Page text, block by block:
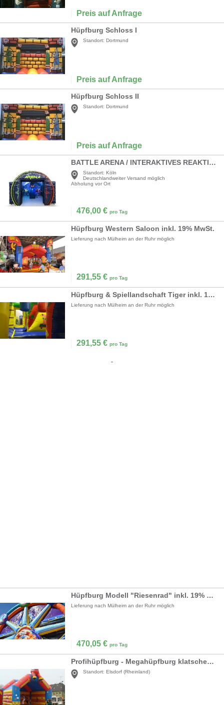
Preis auf Anfrage
Hüpfburg Schloss I
Standort: Dortmund
Preis auf Anfrage
Hüpfburg Schloss II
Standort: Dortmund
Preis auf Anfrage
BATTLE ARENA / INTERAKTIVES REAKTIONSSPIEL / IPS-SYSTEM
Standort: Köln
Deutschlandweiter Versand möglich
Abholung vor Ort
476,00 € pro Tag
Hüpfburg Western Saloon inkl. 19% MwSt.
Lieferung nach Mülheim an der Ruhr möglich
291,55 € pro Tag
Hüpfburg & Spiellandschaft Tiger inkl. 19% MwSt.
Lieferung nach Mülheim an der Ruhr möglich
291,55 € pro Tag
Hüpfburg Modell "Riesenrad" inkl. 19% MwSt.
Lieferung nach Mülheim an der Ruhr möglich
470,05 € pro Tag
Profihüpfburg - Megahüpfburg klatschender Clown Strassenfeste + Grossveranstaltungen
Standort: Elsdorf (Rheinland)